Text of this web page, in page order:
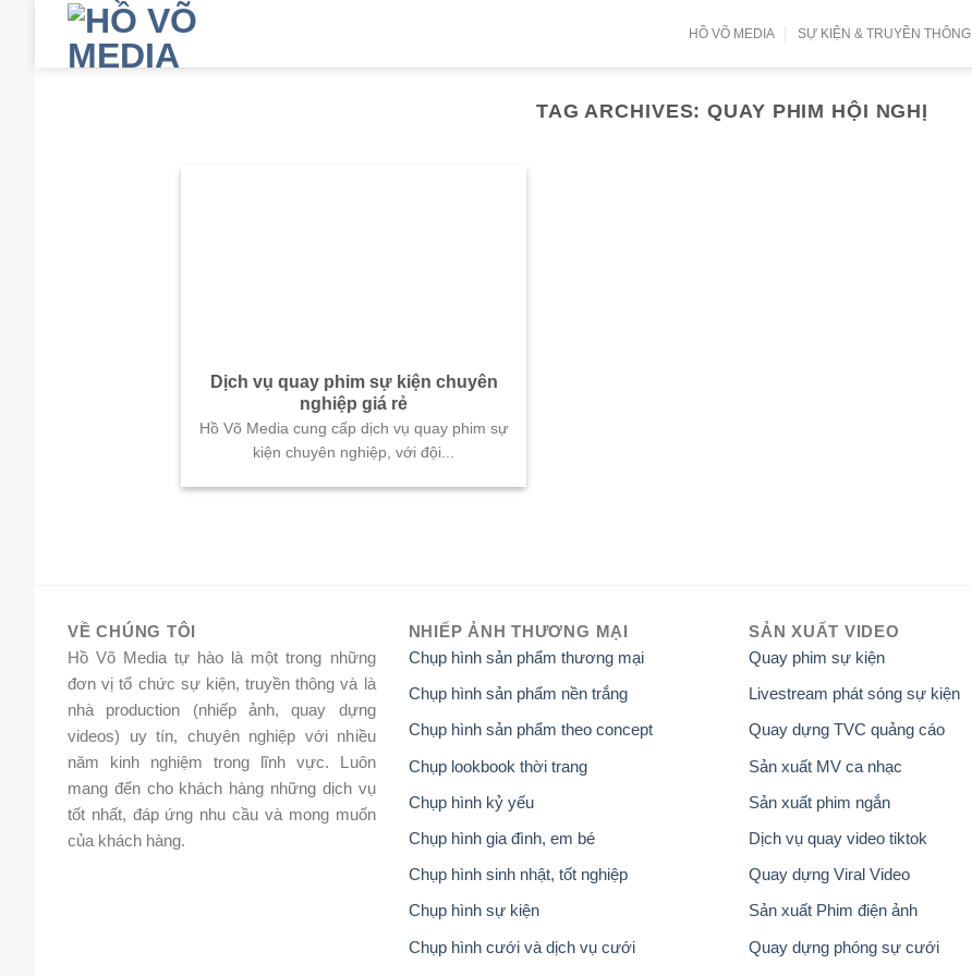
content
HỒ VÕ MEDIA SỰ KIỆN & TRUYỀN THÔNG
TAG ARCHIVES:QUAY PHIM HỘI NGHỊ
Dịch vụ quay phim sự kiện chuyên
nghiệp giá rẻ
Hồ Võ Media cung cấp dịch vụ quay phim sự
kiện chuyên nghiệp, với đội...
VỀ CHÚNG TÔI
Hồ Võ Media tự hào là một trong những
đơn vị tổ chức sự kiện, truyền thông và là
nhà production (nhiếp ảnh, quay dựng
videos) uy tín, chuyên nghiệp với nhiều
năm kinh nghiệm trong lĩnh vực. Luôn
mang đến cho khách hàng những dịch vụ
tốt nhất, đáp ứng nhu cầu và mong muốn
của khách hàng.
NHIẾP ẢNH THƯƠNG MẠI
Chụp hình sản phẩm thương mại
Chụp hình sản phẩm nền trắng
Chụp hình sản phẩm theo concept
Chụp lookbook thời trang
Chụp hình kỷ yếu
Chụp hình gia đình, em bé
Chụp hình sinh nhật, tốt nghiệp
Chụp hình sự kiện
Chụp hình cưới và dịch vụ cưới
SẢN XUẤT VIDEO
Quay phim sự kiện
Livestream phát sóng sự kiện
Quay dựng TVC quảng cáo
Sản xuất MV ca nhạc
Sản xuất phim ngắn
Dịch vụ quay video tiktok
Quay dựng Viral Video
Sản xuất Phim điện ảnh
Quay dựng phóng sự cưới